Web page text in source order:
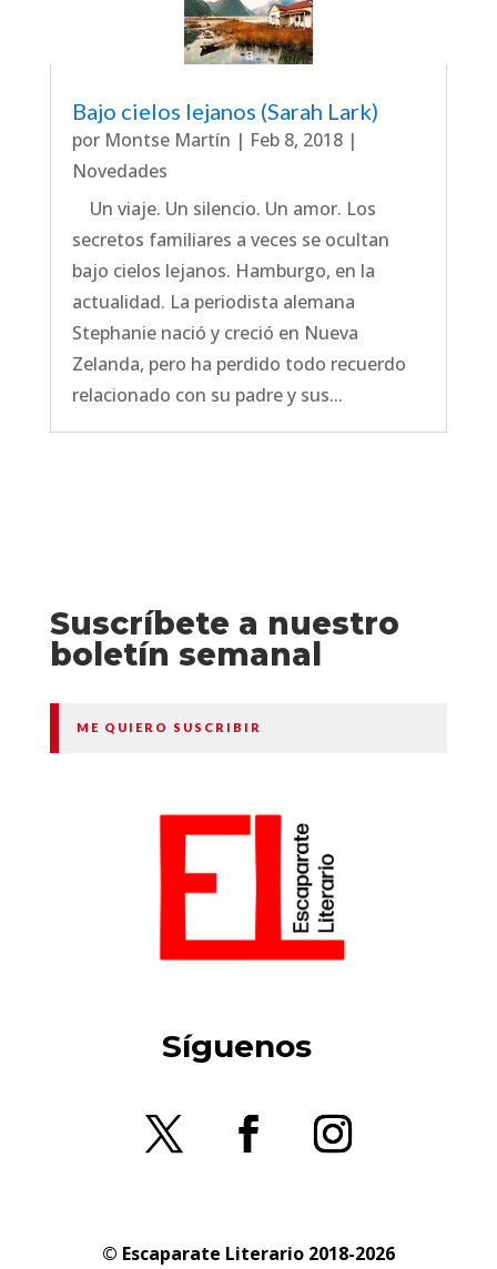
Bajo cielos lejanos (Sarah Lark)
por Montse Martín | Feb 8, 2018|
Novedades
Un viaje. Un silencio. Un amor. Los
secretos familiares a veces se ocultan
bajo cielos lejanos. Hamburgo, en la
actualidad. La periodista alemana
Stephanie nació y creció en Nueva
Zelanda, pero ha perdido todo recuerdo
relacionado con su padre y sus...
Suscríbete a nuestro
boletín semanal
ME QUIERO SUSCRIBIR
Síguenos
© Escaparate Literario 2018-2026